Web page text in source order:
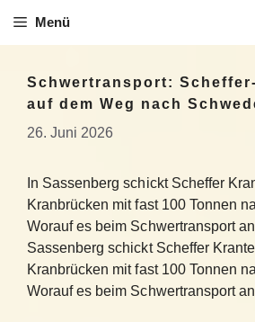
Inhalt
Menü
Schwertransport:
auf dem Weg nach
26. Juni 2026
In Sassenberg schickt Scheffer
Kranbrücken mit fast 100 Tonnen
Worauf es beim Schwertransport
Sassenberg schickt Scheffer
Kranbrücken mit fast 100 Tonnen
Worauf es beim Schwertransport